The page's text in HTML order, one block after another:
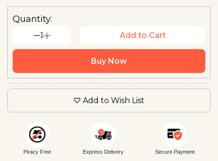
Quantity:
1 Add to Cart
Buy Now
Add to Wish List
Piracy Free Express Delivery Secure Payment